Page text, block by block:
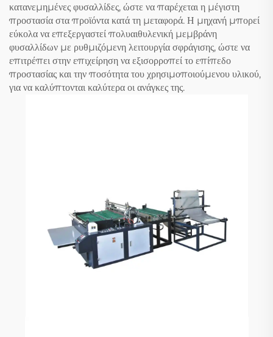
κατανεμημένες φυσαλλίδες, ώστε να παρέχεται η μέγιστη
προστασία στα προϊόντα κατά τη μεταφορά. Η μηχανή μπορεί
εύκολα να επεξεργαστεί πολυαιθυλενική μεμβράνη
φυσαλλίδων με ρυθμιζόμενη λειτουργία σφράγισης, ώστε να
επιτρέπει στην επιχείρηση να εξισορροπεί το επίπεδο
προστασίας και την ποσότητα του χρησιμοποιούμενου υλικού,
για να καλύπτονται καλύτερα οι ανάγκες της.